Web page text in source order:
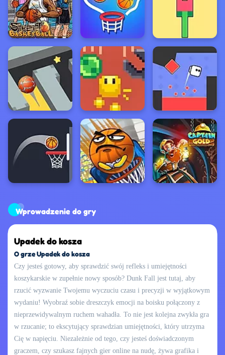
Wprowadzenie do gry
Upadek do kosza
O grze Upadek do kosza
Czy jesteś gotowy, aby sprawdzić swój refleks i umiejętności
koszykarskie w zupełnie nowy sposób? Dunk Fall jest tutaj, aby
rzucić wyzwanie Twojemu wyczuciu czasu i precyzji w wyjątkowym
wydaniu! Wyobraź sobie dreszczyk emocji na boisku połączony z
nieprzewidywalnym ruchem wahadła. To nie jest kolejna zwykła gra
w rzucanie; to ekscytujący sprawdzian umiejętności, który utrzyma
Cię w napięciu. Niezależnie od tego, czy jesteś doświadczonym
graczem, czy szukasz fajnych gier online na nudę, żywa grafika i